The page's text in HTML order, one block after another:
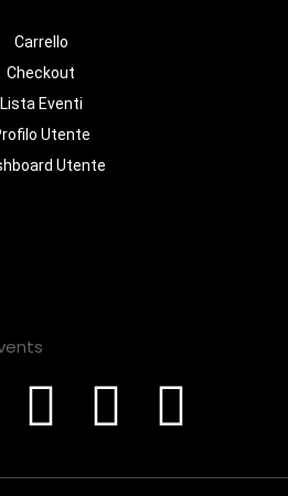
Carrello
Checkout
Lista Eventi
Utente
Utente